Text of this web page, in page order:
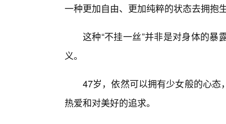
一种更加自由、更加纯粹的状态去拥抱
这种“不挂一丝”并非是对身体的
义。
47岁，依然可以拥有少女般的心
热爱和对美好的追求。